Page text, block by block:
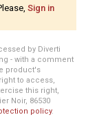
Sign in
by Diverti
- with a comment
product's
to access,
this right,
Noir, 86530
policy.